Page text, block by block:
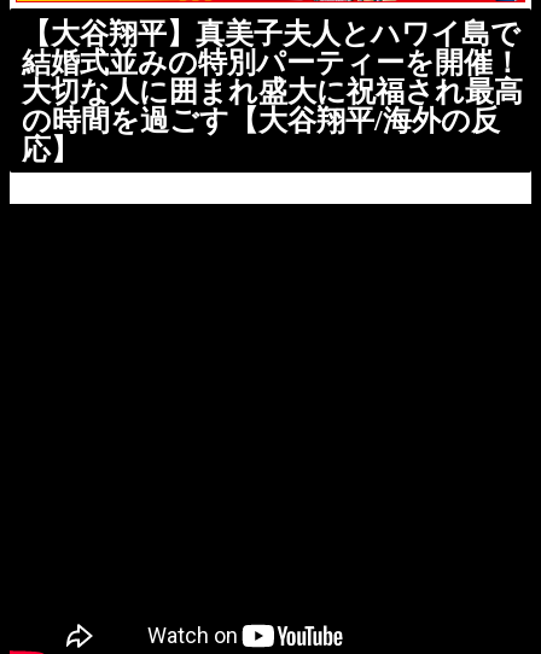
【大谷翔平】真美子夫人とハワイ島で
結婚式並みの特別パーティーを開催！
大切な人に囲まれ盛大に祝福され最高
の時間を過ごす【大谷翔平/海外の反
応】